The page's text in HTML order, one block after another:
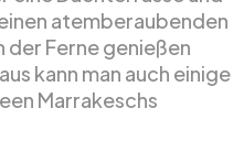
atemberaubenden
Ferne genießen
kann man auch einige
Marrakeschs